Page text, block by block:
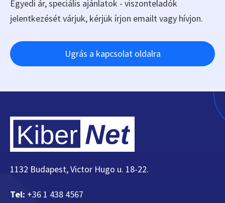
Egyedi ár, speciális ajánlatok - viszonteladók
jelentkezését várjuk, kérjük írjon emailt vagy hívjon.
Ugrás a kapcsolat oldalra
1132 Budapest, Victor Hugo u. 18-22.
Tel: +36 1 438 4567